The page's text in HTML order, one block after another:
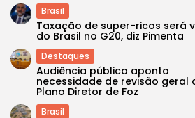
Brasil
Taxação de super-ricos será
do Brasil no G20, diz Pimenta
Destaques
Audiência pública aponta
necessidade de revisão geral
Plano Diretor de Foz
Brasil